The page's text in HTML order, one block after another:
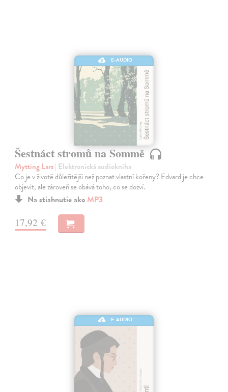
E-AUDIO
Šestnáct stromů na Sommě
Mytting Lars| Elektronická audiokniha
Co je v životě důležitější než poznat vlastní kořeny? Edvard je chce
objevit, ale zároveň se obává toho, co se dozví.
Na stiahnutie ako MP3
17,92 €
E-AUDIO